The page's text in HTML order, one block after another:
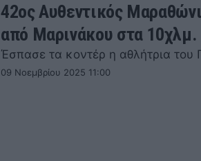
42ος Αυθεντικός
από Μαρινάκου στα 10χλμ.
Έσπασε τα κοντέρ η αθλήτρια του
09 Νοεμβρίου 2025 11:00